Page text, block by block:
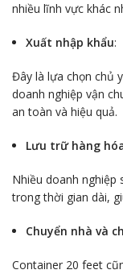
nhiều lĩnh vực khác
Xuất nhập khẩu:
Đây là lựa chọn chủ
doanh nghiệp vận
an toàn và hiệu quả.
Lưu trữ hàng
Nhiều doanh
trong thời gian dài,
Chuyển nhà và
Container 20 feet